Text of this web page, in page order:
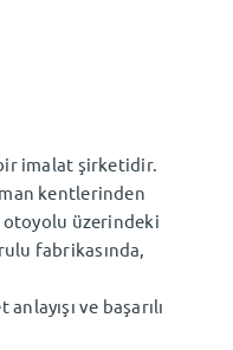
bir imalat şirketidir.
kentlerinden
üzerindeki
fabrikasında,
ve başarılı